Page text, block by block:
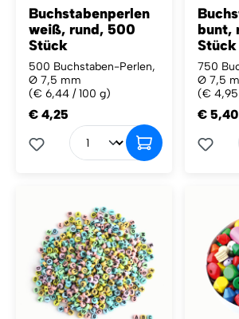
Buchstabenperlen
weiß, rund, 500
Stück
500 Buchstaben-Perlen,
Ø 7,5 mm
(€ 6,44 / 100 g)
€ 4,25
bunt,
Stück
750
Ø 7,5
(€ 4,95
€ 5,40